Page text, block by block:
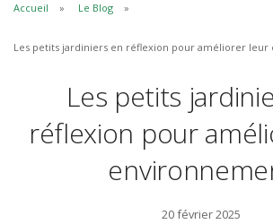
Accueil Le Blog
Les petits jardiniers en réflexion pour améliorer
Les petits
réflexion pour
20 février 2025